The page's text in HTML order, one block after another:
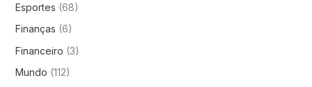
Esportes (68)
Finanças (6)
Financeiro (3)
Mundo (112)